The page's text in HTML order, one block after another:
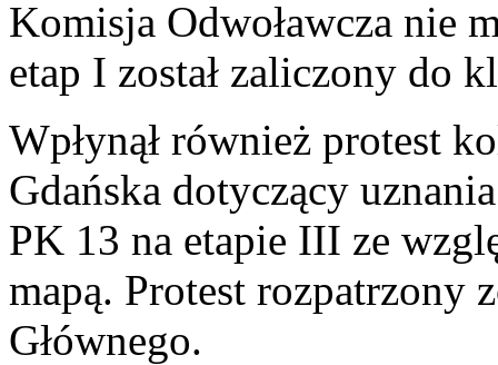
Komisja Odwoławcza nie
etap I został zaliczony do
Wpłynął również protest
Gdańska dotyczący
PK 13 na etapie III ze
mapą. Protest rozpatrzony
Głównego.